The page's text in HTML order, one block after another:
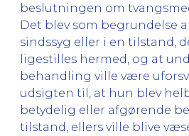
beslutningen om
Det blev som begrundelse
sindssyg eller i en tilstand,
ligestilles hermed, og at
behandling ville være
udsigten til, at hun blev
betydelig eller afgørende
tilstand, ellers ville blive